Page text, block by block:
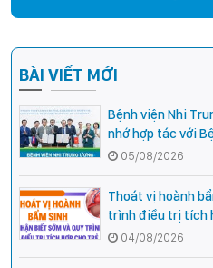
BÀI VIẾT MỚI
Bệnh viện Nhi
nhớ hợp tác với
Campuchia
05/08/2026
Thoát vị hoành
trình điều trị tích
chuyên gia hàng
04/08/2026